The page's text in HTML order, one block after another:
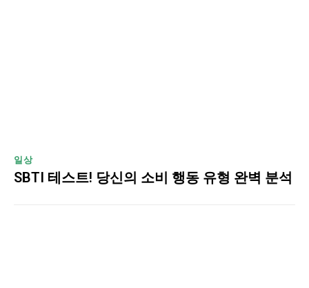
일상
SBTI 테스트! 당신의 소비 행동 유형 완벽 분석